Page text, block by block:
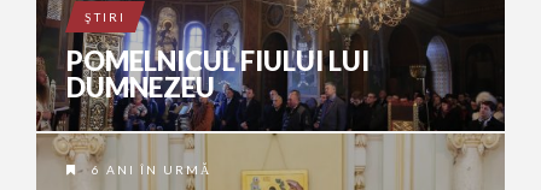
ŞTIRI
POMELNICUL FIULUI LUI
DUMNEZEU
6 ANI ÎN URMĂ